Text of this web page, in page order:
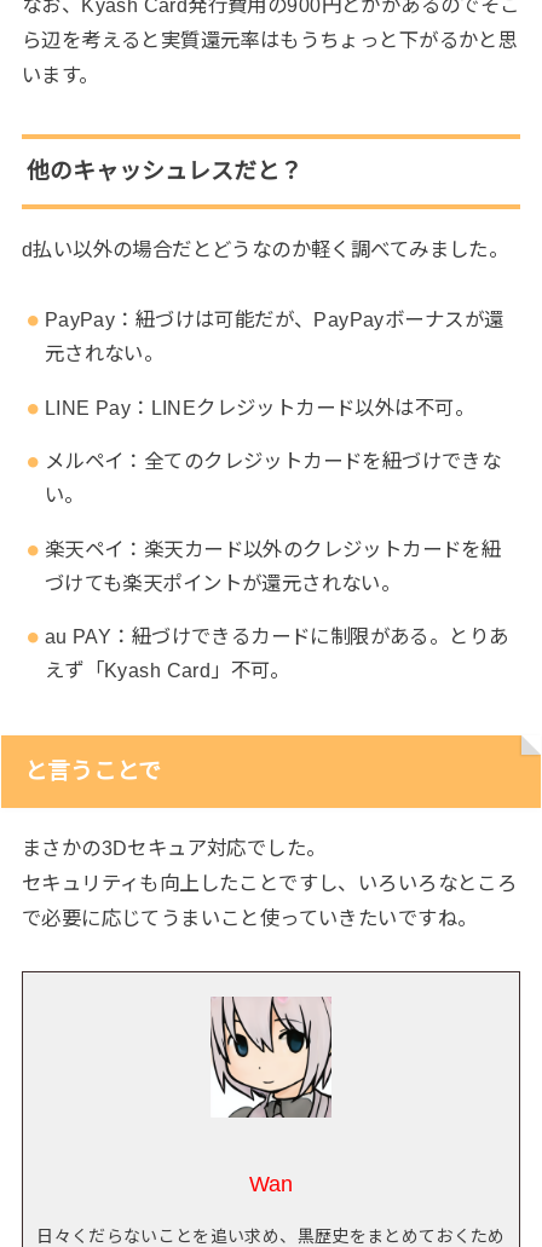
ら辺を考えると実質還元率はもうちょっと下がるかと思
います。
他のキャッシュレスだと？
d払い以外の場合だとどうなのか軽く調べてみました。
PayPay：紐づけは可能だが、PayPayボーナスが還
元されない。
LINE Pay：LINEクレジットカード以外は不可。
メルペイ：全てのクレジットカードを紐づけできな
い。
楽天ペイ：楽天カード以外のクレジットカードを紐
づけても楽天ポイントが還元されない。
au PAY：紐づけできるカードに制限がある。とりあ
えず「Kyash Card」不可。
と言うことで
まさかの3Dセキュア対応でした。
セキュリティも向上したことですし、いろいろなところ
で必要に応じてうまいこと使っていきたいですね。
Wan
日々くだらないことを追い求め、黒歴史をまとめておくため